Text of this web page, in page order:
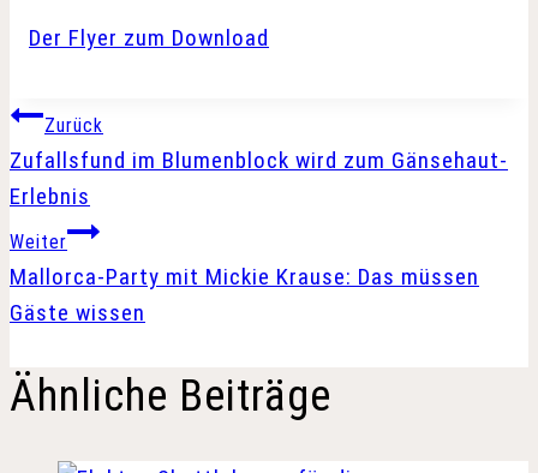
Der Flyer zum Download
Beitragsnavigation
Zurück
Zufallsfund im Blumenblock wird zum Gänsehaut-
Erlebnis
Weiter
Mallorca-Party mit Mickie Krause: Das müssen
Gäste wissen
Ähnliche Beiträge